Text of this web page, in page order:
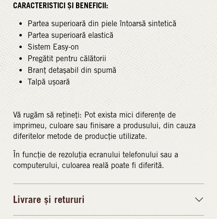
CARACTERISTICI ȘI BENEFICII:
Partea superioară din piele întoarsă sintetică
Partea superioară elastică
Sistem Easy-on
Pregătit pentru călătorii
Branț detașabil din spumă
Talpă ușoară
Vă rugăm să rețineți: Pot exista mici diferențe de
imprimeu, culoare sau finisare a produsului, din cauza
diferitelor metode de producție utilizate.
În funcție de rezoluția ecranului telefonului sau a
computerului, culoarea reală poate fi diferită.
Livrare și retururi